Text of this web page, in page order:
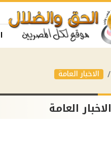
الاخبار العامة
الاخبار العامة